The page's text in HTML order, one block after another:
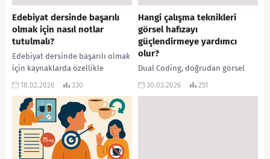
Edebiyat dersinde başarılı
olmak için nasıl notlar
tutulmalı?
Edebiyat dersinde başarılı olmak
için kaynaklarda özellikle
bilginin kalıcılığını artıracak şu
önerilmektedir: Küçük Tekrar
Notları: Dersi derste...
18.02.2026 330
Hangi çalışma teknikleri
görsel hafızayı
güçlendirmeye yardımcı
olur?
Dual Coding, doğrudan görsel
öğrenmede kullanılan ve bilgiyi
30.03.2026 251